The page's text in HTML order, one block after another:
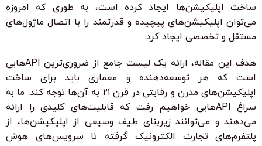
ساخت اپلیکیشن‌ها ایجاد کرده است، به طوری که امروزه
می‌توان اپلیکیشن‌های پیچیده و قدرتمند را با اتصال ماژول‌های
مستقل و تخصصی ایجاد کرد.
هدف این مقاله، ارائه یک لیست جامع از ضروری‌ترین APIهایی
است که هر توسعه‌دهنده و معماری باید برای ساخت
اپلیکیشن‌های مدرن و رقابتی در قرن ۲۱ به آن‌ها توجه کند. ما به
سراغ APIهایی خواهیم رفت که قابلیت‌های کلیدی را ارائه
می‌دهند و می‌توانند زیربنای طیف وسیعی از اپلیکیشن‌ها، از
پلتفرم‌های تجارت الکترونیک گرفته تا سرویس‌های هوش